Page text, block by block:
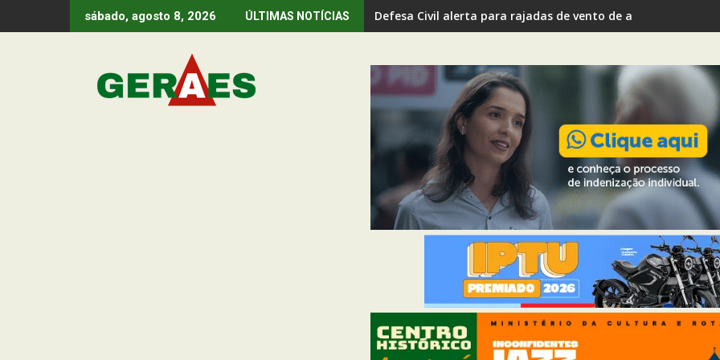
to
sábado, agosto 8, 2026 ÚLTIMAS NOTÍCIAS Defesa Civil alerta para rajadas de vento de até 80 km/h em
Agenda cultural e esportiva de Mariana: confira os eventos